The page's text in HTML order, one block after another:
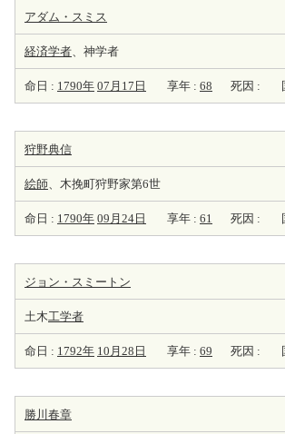
アダム・スミス
経済学者、神学者
命日 : 1790年 07月17日 享年 : 68 死因 :
狩野典信
絵師、木挽町狩野家第6世
命日 : 1790年 09月24日 享年 : 61 死因 :
ジョン・スミートン
土木工学者
命日 : 1792年 10月28日 享年 : 69 死因 :
勝川春章